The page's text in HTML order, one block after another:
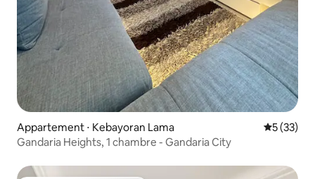
Appartement ⋅ Kebayoran Lama
5 (33)
Gandaria Heights, 1 chambre - Gandaria City